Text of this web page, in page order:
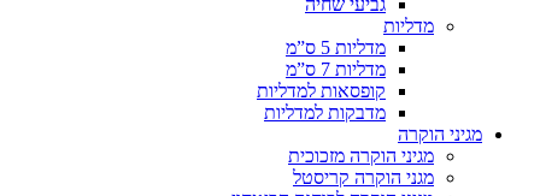
גביעי שחיה
מדליות
מדליות 5 ס”מ
מדליות 7 ס”מ
קופסאות למדליות
מדבקות למדליות
מגיני הוקרה
מגיני הוקרה מזכוכית
מגני הוקרה קריסטל